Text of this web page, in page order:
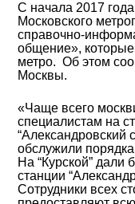
С начала 2017
Московского
справочно-
общение»,
метро. Об этом
Москвы.
«Чаще всего
специалистам на
“Александровский
обслужили
На “Курской” дали
станции
Сотрудники всех